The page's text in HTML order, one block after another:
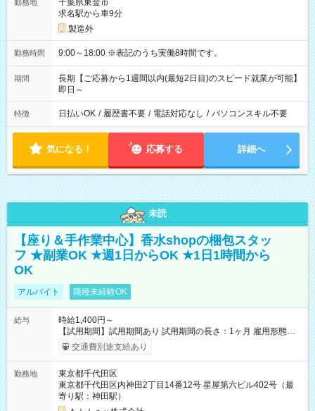
勤務地
千葉県東金市
求名駅から車9分
製造外
勤務時間 9:00～18:00 ※表記のうち実働8時間です。
期間
長期【ご応募から1週間以内(最短2日目)のスピード就業が可能】
即日～
特徴 日払いOK / 履歴書不要 / 電話対応なし / パソコンスキル不要
気になる！ 応募する 詳細へ
未読
【座り＆手作業中心】香水shopの梱包スタッ
フ ★副業OK ★週1日からOK ★1日1時間から
OK
アルバイト 職種未経験OK
給与
時給1,400円～
【試用期間】試用期間あり 試用期間の長さ：1ヶ月 雇用形態、
給与は本採用時と同じです。
交通費別途支給あり
勤務地
東京都千代田区
東京都千代田区内神田2丁目14番12号 星屋第六ビル402号（最
寄り駅：神田駅）